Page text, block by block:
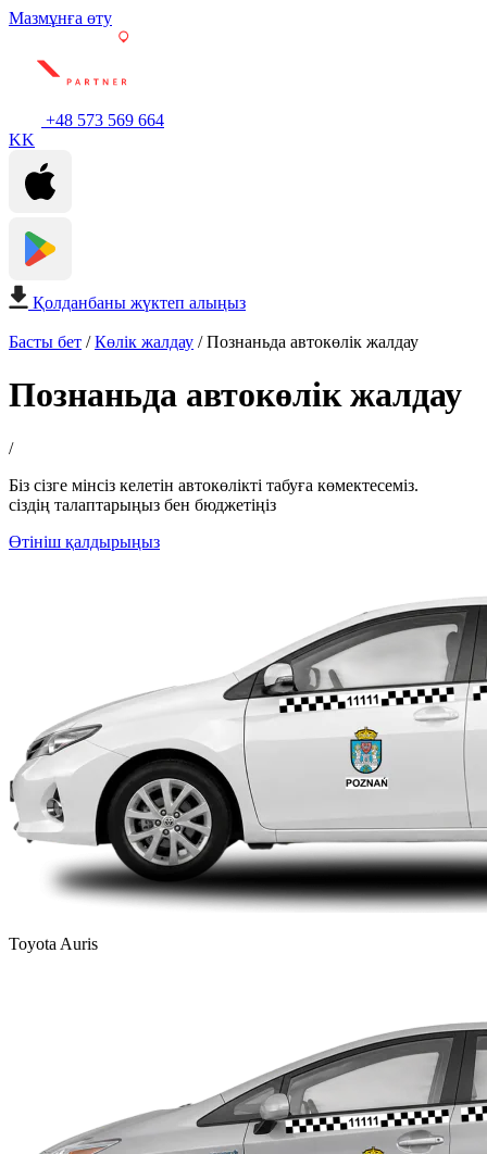
Мазмұнға өту
+48 573 569 664
KK
Қолданбаны жүктеп алыңыз
Басты бет /Көлік жалдау /Познаньда автокөлік жалдау
Познаньда автокөлік жалдау
/
Біз сізге мінсіз келетін автокөлікті табуға көмектесеміз.
сіздің талаптарыңыз бен бюджетіңіз
Өтініш қалдырыңыз
Toyota Auris